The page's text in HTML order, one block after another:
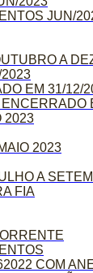
JUN/
A
EM 31/12/
2023
2023
A
FIA
COM